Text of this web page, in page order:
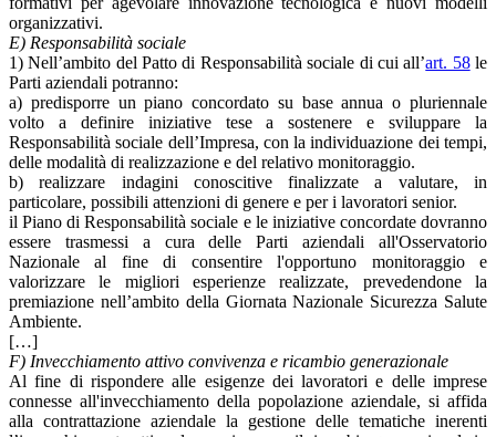
organizzativi.
E) Responsabilità sociale
1) Nell’ambito del Patto di Responsabilità sociale di cui all’art. 58le
Parti aziendali potranno:
a) predisporre un piano concordato su base annua o pluriennale
volto a definire iniziative tese a sostenere e sviluppare la
Responsabilità sociale dell’Impresa, con la individuazione dei tempi,
delle modalità di realizzazione e del relativo monitoraggio.
b) realizzare indagini conoscitive finalizzate a valutare, in
particolare, possibili attenzioni di genere e per i lavoratori senior.
il Piano di Responsabilità sociale e le iniziative concordate dovranno
essere trasmessi a cura delle Parti aziendali all'Osservatorio
Nazionale al fine di consentire l'opportuno monitoraggio e
valorizzare le migliori esperienze realizzate, prevedendone la
premiazione nell’ambito della Giornata Nazionale Sicurezza Salute
Ambiente.
[…]
F) Invecchiamento attivo convivenza e ricambio generazionale
Al fine di rispondere alle esigenze dei lavoratori e delle imprese
connesse all'invecchiamento della popolazione aziendale, si affida
alla contrattazione aziendale la gestione delle tematiche inerenti